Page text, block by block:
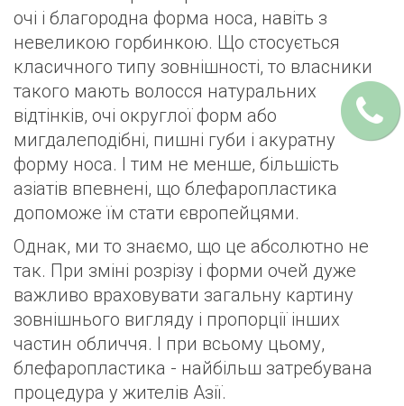
очі і благородна форма носа, навіть з
невеликою горбинкою. Що стосується
класичного типу зовнішності, то власники
такого мають волосся натуральних
відтінків, очі округлої форм або
мигдалеподібні, пишні губи і акуратну
форму носа. І тим не менше, більшість
азіатів впевнені, що блефаропластика
допоможе їм стати європейцями.
Однак, ми то знаємо, що це абсолютно не
так. При зміні розрізу і форми очей дуже
важливо враховувати загальну картину
зовнішнього вигляду і пропорції інших
частин обличчя. І при всьому цьому,
блефаропластика - найбільш затребувана
процедура у жителів Азії.